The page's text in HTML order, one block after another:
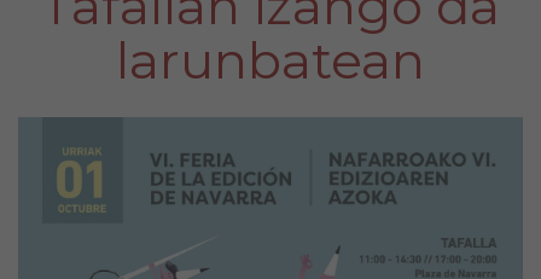
larunbatean